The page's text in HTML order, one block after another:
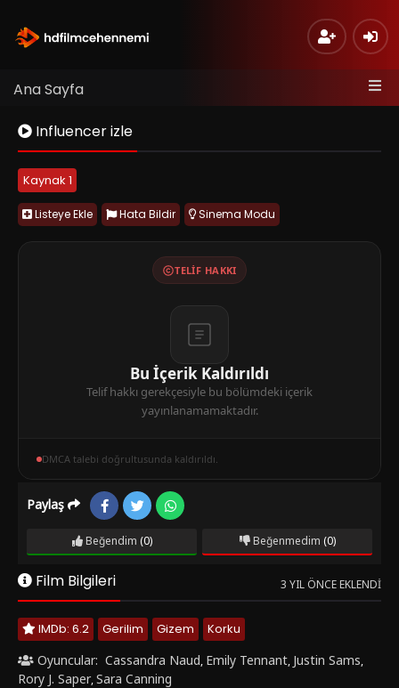
Ana Sayfa
Influencer izle
Kaynak 1
Listeye Ekle Hata Bildir Sinema Modu
TELIF HAKKI
Bu İçerik Kaldırıldı
Telif hakkı gerekçesiyle bu bölümdeki içerik
yayınlanamamaktadır.
DMCA talebi doğrultusunda kaldırıldı.
Paylaş
Beğendim (0) Beğenmedim (0)
Film Bilgileri 3 YIL ÖNCE EKLENDI
IMDb: 6.2 Gerilim Gizem
Korku
Oyuncular: Cassandra Naud, Emily Tennant, Justin Sams,
Rory J. Saper,Sara Canning